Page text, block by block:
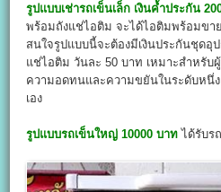
รูปแบบเช่ารถเข็นเล็ก เงินค้ำประกัน
พร้อมถังแช่ไอติม จะได้ไอติมพร้อมขา
สนใจรูปแบบนี้จะต้องมีเงินประกันชุดอุ
แช่ไอติม วันละ 50 บาท เหมาะสำหรับ
ความอดทนและความขยันในระดับหนึ่ง
เอง
รูปแบบรถเข็นใหญ่ 10000 บาท ได้รับร